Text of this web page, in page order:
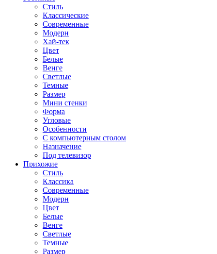
Стиль
Классические
Современные
Модерн
Хай-тек
Цвет
Белые
Венге
Светлые
Темные
Размер
Мини стенки
Форма
Угловые
Особенности
С компьютерным столом
Назначение
Под телевизор
Прихожие
Стиль
Классика
Современные
Модерн
Цвет
Белые
Венге
Светлые
Темные
Размер